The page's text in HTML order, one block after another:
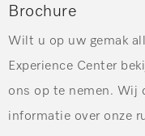
Brochure
Wilt u op uw gemak
Experience Center
ons op te nemen. Wij
informatie over onze